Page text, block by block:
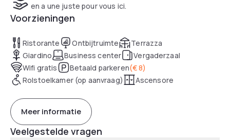
en a une juste pour vous ici.
Voorzieningen
Ristorante Ontbijtruimte
Terrazza
Giardino
Business center
Vergaderzaal
Wifi gratis
Betaald parkeren(€ 8)
Rolstoelkamer (op aanvraag)
Ascensore
Meer informatie
Veelgestelde vragen